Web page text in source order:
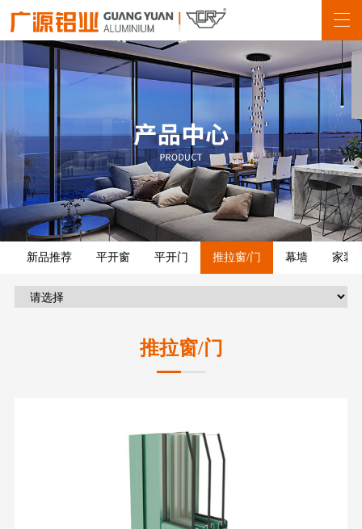
新品推荐 平开窗 平开门 推拉窗/门 幕墙 家装
推拉窗/门